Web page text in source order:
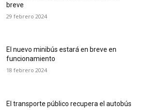
breve
29 febrero 2024
El nuevo minibús estará en breve en
funcionamiento
18 febrero 2024
El transporte público recupera el autobús